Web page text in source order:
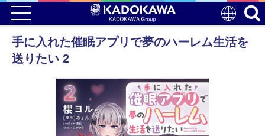
手に入れた催眠アプリで夢のハーレム生活を
送りたい 2